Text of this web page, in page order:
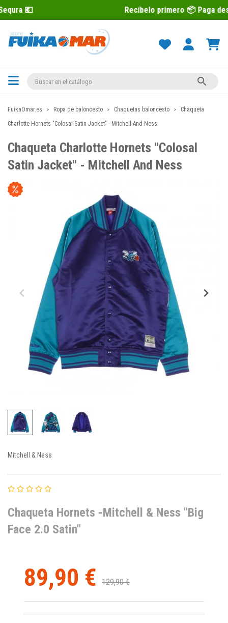
Recíbelo primero 📦 Paga después con

FuikaOmar.es Ropa de baloncesto Chaquetas baloncesto
Chaqueta
Charlotte Hornets "Colosal Satin Jacket" - Mitchell And Ness
Chaqueta Charlotte Hornets "Colosal
Satin Jacket" - Mitchell And Ness
Mitchell & Ness
Chaqueta Hornets -Mitchell & Ness "Big
Face 2.0 Satin"
89,90 € 129,90 €